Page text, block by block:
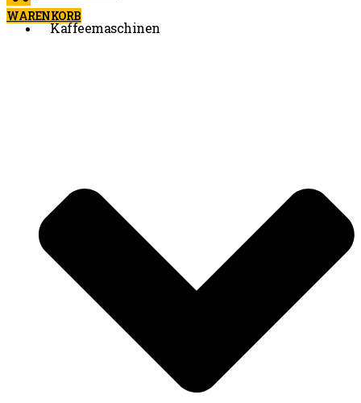
WARENKORB
Kaffeemaschinen